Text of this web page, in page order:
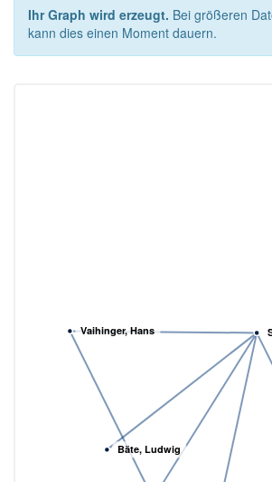
Ihr Graph wird erzeugt. Bei größeren
kann dies einen Moment dauern.
Vaihinger, Hans
Bäte, Ludwig